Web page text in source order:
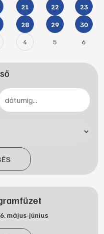
21 22 23
28 29 30
4 5 6
május-június